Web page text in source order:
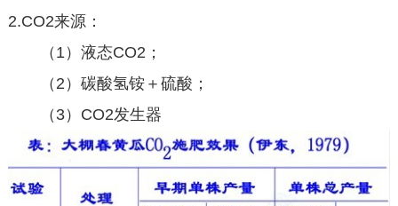
2.CO2来源：
（1）液态CO2；
（2）碳酸氢铵＋硫酸；
（3）CO2发生器